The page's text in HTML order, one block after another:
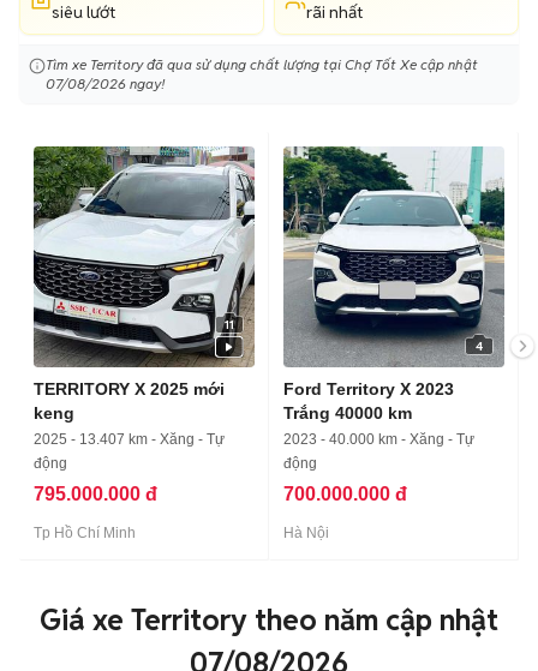
siêu lướt
rãi nhất
Tìm xe Territory đã qua sử dụng chất lượng tại Chợ Tốt Xe cập nhật
07/08/2026 ngay!
11
TERRITORY X 2025 mới
keng
2025 - 13.407 km - Xăng - Tự
động
795.000.000 đ
Tp Hồ Chí Minh
4
Ford Territory X 2023
Trắng 40000 km
2023 - 40.000 km - Xăng - Tự
động
700.000.000 đ
Hà Nội
Giá xe Territory theo năm cập nhật
07/08/2026